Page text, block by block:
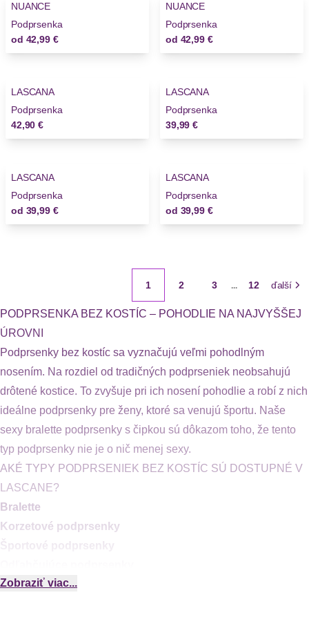
NUANCE
Podprsenka
od 42,99 €
NUANCE
Podprsenka
od 42,99 €
LASCANA
Podprsenka
42,90 €
Novinky
LASCANA
Podprsenka
39,99 €
Novinky
LASCANA
Podprsenka
od 39,99 €
Novinky
LASCANA
Podprsenka
od 39,99 €
1 2 3 ... 12 ďalší
PODPRSENKA BEZ KOSTÍC – POHODLIE NA NAJVYŠŠEJ
ÚROVNI
Podprsenky bez kostíc sa vyznačujú veľmi pohodlným
nosením. Na rozdiel od tradičných podprseniek neobsahujú
drôtené kostice. To zvyšuje pri ich nosení pohodlie a robí z nich
ideálne podprsenky pre ženy, ktoré sa venujú športu. Naše
sexy bralette podprsenky s čipkou sú dôkazom toho, že tento
typ podprsenky nie je o nič menej sexy.
AKÉ TYPY PODPRSENIEK BEZ KOSTÍC SÚ DOSTUPNÉ V
LASCANE?
Bralette
Korzetové podprsenky
Ako kúsok bielizne, ktorá tvaruje a podporuje ženské prsia, sa
Zobraziť viac...